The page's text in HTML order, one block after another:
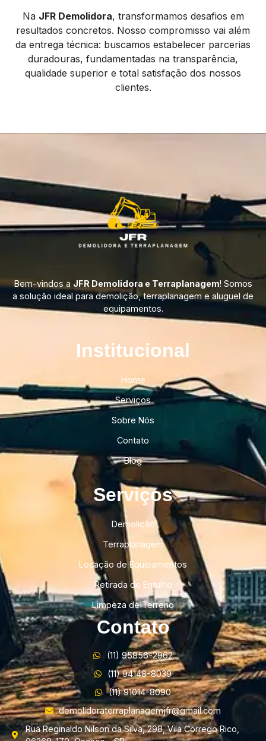
Na JFR Demolidora, transformamos desafios em
resultados concretos. Nosso compromisso vai além
da entrega técnica: buscamos estabelecer parcerias
duradouras, fundamentadas na transparência,
qualidade superior e total satisfação dos nossos
clientes.
Bem-vindos a JFR Demolidora e Terraplanagem! Somos
a solução ideal para demolição, terraplanagem e aluguel de
equipamentos.
Institucional​
Home
Serviços
Sobre Nós
Contato
Blog
Serviços
Demolição
Terraplanagem
Locação de Equipamentos
Retirada de Entulho
Limpeza de Terreno
Contato
(11) 95856-2962
(11) 94148-8039
(11) 91014-8090
demolidoraterraplanagemjfr@gmail.com
Rua Reginaldo Nilson da Silva, 298, Vila Corrego Rico,